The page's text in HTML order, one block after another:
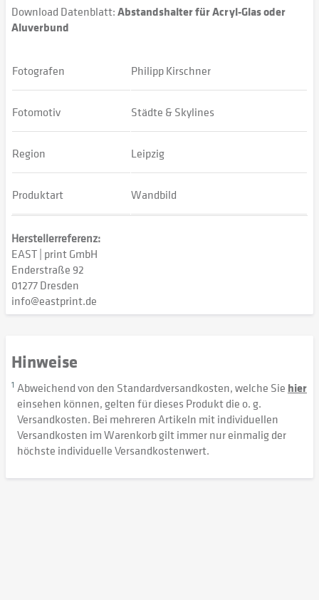
Download Datenblatt:Abstandshalter für Acryl-Glas oder
Aluverbund
Fotografen Philipp Kirschner
Fotomotiv Städte & Skylines
Region Leipzig
Produktart Wandbild
Herstellerreferenz:
EAST | print GmbH
Enderstraße 92
01277 Dresden
info@eastprint.de
Hinweise
1 Abweichend von den Standardversandkosten, welche Sie hier
einsehen können, gelten für dieses Produkt die o. g.
Versandkosten. Bei mehreren Artikeln mit individuellen
Versandkosten im Warenkorb gilt immer nur einmalig der
höchste individuelle Versandkostenwert.